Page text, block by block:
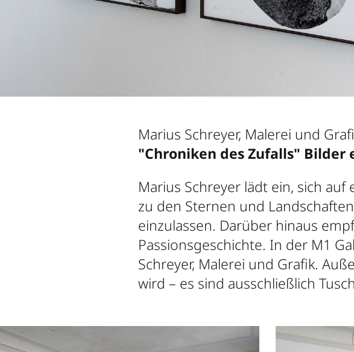
Marius Schreyer, Malerei und
"Chroniken des Zufalls" Bilder
Marius Schreyer lädt ein, sich auf
zu den Sternen und
einzulassen. Darüber hinaus
Passionsgeschichte. In der M1
Schreyer, Malerei und Grafik.
wird – es sind ausschließlich